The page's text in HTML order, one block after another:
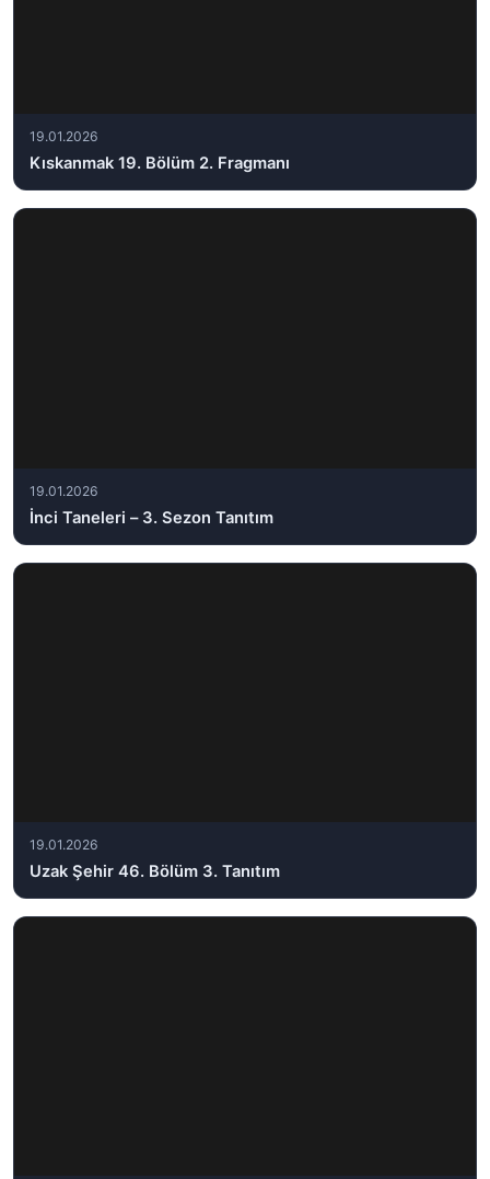
19.01.2026
Kıskanmak 19. Bölüm 2. Fragmanı
19.01.2026
İnci Taneleri – 3. Sezon Tanıtım
19.01.2026
Uzak Şehir 46. Bölüm 3. Tanıtım